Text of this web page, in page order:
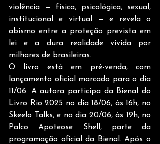
violência — física, psicológica, sexual,
institucional e virtual — e revela o
abismo entre a proteção prevista em
lei e a dura realidade vivida por
milhares de brasileiras.
O livro está em pré-venda, com
lançamento oficial marcado para o dia
11/06. A autora participa da Bienal do
Livro Rio 2025 no dia 18/06, às 16h, no
Skeelo Talks, e no dia 20/06, às 19h, no
Palco Apoteose Shell, parte da
programação oficial da Bienal. Após o